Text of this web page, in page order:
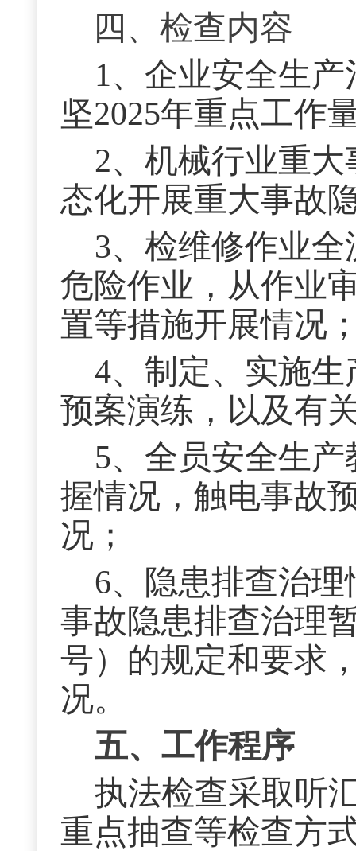
四、 检查内容
1、企业安全生
坚2025年重点工作
2、机械行业重
态化开展重大事故
3、检维修作业
危险作业，从作业
置等措施开展情况
4、制定、实施
预案演练，以及有
5、全员安全生
握情况，触电事故
况；
6、隐患排查治
事故隐患排查治理
号）的规定和要求
况。
五、工作程序
执法检查采取听
重点抽查等检查方